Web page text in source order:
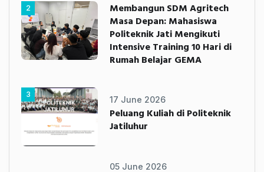
2
Membangun SDM Agritech
Masa Depan: Mahasiswa
Politeknik Jati Mengikuti
Intensive Training 10 Hari di
Rumah Belajar GEMA
3
17 June 2026
Peluang Kuliah di Politeknik
Jatiluhur
05 June 2026